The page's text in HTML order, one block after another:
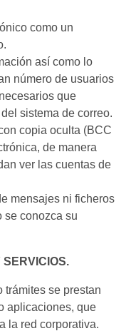
como un
así como lo
número de usuarios
que
sistema de correo.
copia oculta (BCC
de manera
ver las cuentas de
mensajes ni ficheros
se conozca su
SERVICIOS.
trámites se prestan
aplicaciones, que
la red corporativa.